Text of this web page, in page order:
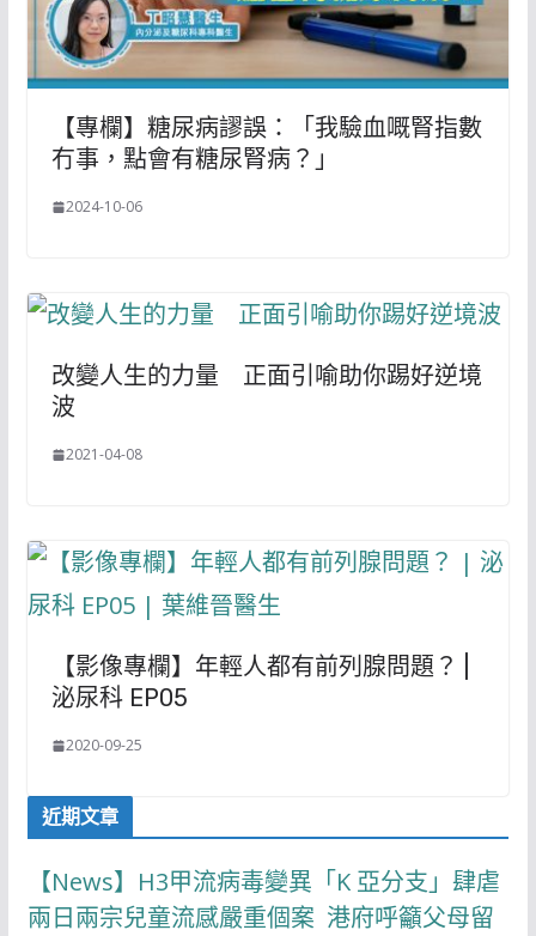
【專欄】糖尿病謬誤：「我驗血嘅腎指數
冇事，點會有糖尿腎病？」
2024-10-06
改變人生的力量 正面引喻助你踢好逆境
波
2021-04-08
【影像專欄】年輕人都有前列腺問題？ |
泌尿科 EP05
2020-09-25
近期文章
【News】H3甲流病毒變異「K 亞分支」肆虐
兩日兩宗兒童流感嚴重個案 港府呼籲父母留